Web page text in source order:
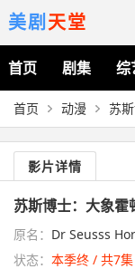
美剧天堂
首页 剧集 综
首页 动漫 苏
影片详情
苏斯博士：大象
原名： Dr Seusss
状态： 本季终 / 共7集